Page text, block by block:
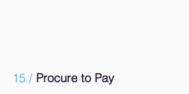
15 / Procure to Pay